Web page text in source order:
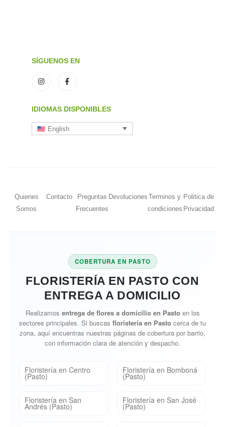
SÍGUENOS EN
IDIOMAS DISPONIBLES
English
Quienes
Somos
Contacto
Preguntas
Frecuentes
Devoluciones Terminos y
condiciones
Politica de
Privacidad
COBERTURA EN PASTO
FLORISTERÍA EN PASTO CON
ENTREGA A DOMICILIO
Realizamos entrega de flores a domicilio en Pastoen los
sectores principales. Si buscas floristería en Pasto cerca de tu
zona, aquí encuentras nuestras páginas de cobertura por barrio,
con información clara de atención y despacho.
Floristería en Centro
(Pasto)
Floristería en Bomboná
(Pasto)
Floristería en San
Andrés (Pasto)
Floristería en San José
(Pasto)